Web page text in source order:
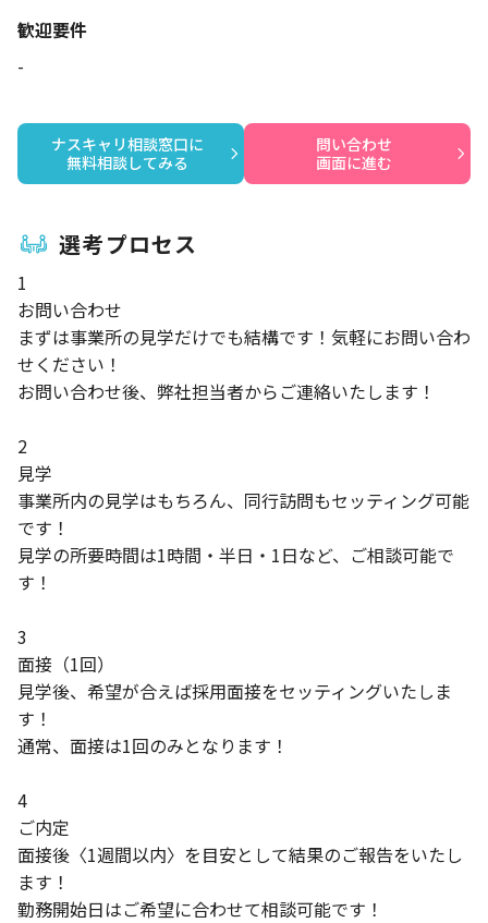
歓迎要件
-
ナスキャリ相談窓口に
無料相談してみる
問い合わせ
画面に進む
選考プロセス
1
お問い合わせ
まずは事業所の見学だけでも結構です！気軽にお問い合わ
せください！
お問い合わせ後、弊社担当者からご連絡いたします！
2
見学
事業所内の見学はもちろん、同行訪問もセッティング可能
です！
見学の所要時間は1時間・半日・1日など、ご相談可能で
す！
3
面接（1回）
見学後、希望が合えば採用面接をセッティングいたしま
す！
通常、面接は1回のみとなります！
4
ご内定
面接後〈1週間以内〉を目安として結果のご報告をいたし
ます！
勤務開始日はご希望に合わせて相談可能です！